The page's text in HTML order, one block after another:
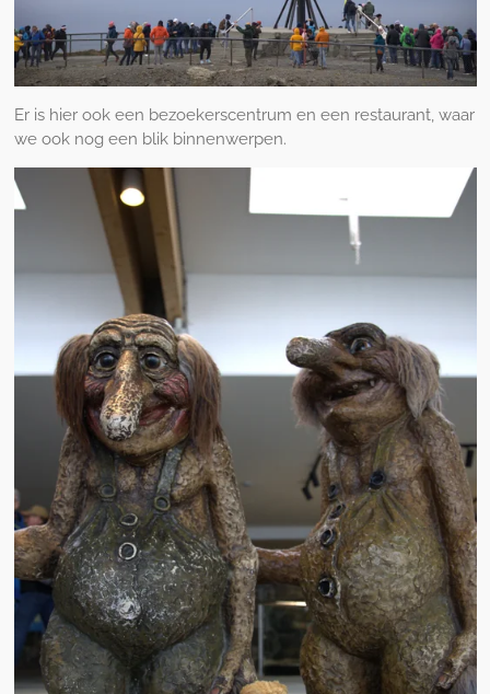
Er is hier ook een bezoekerscentrum en een restaurant, waar
we ook nog een blik binnenwerpen.